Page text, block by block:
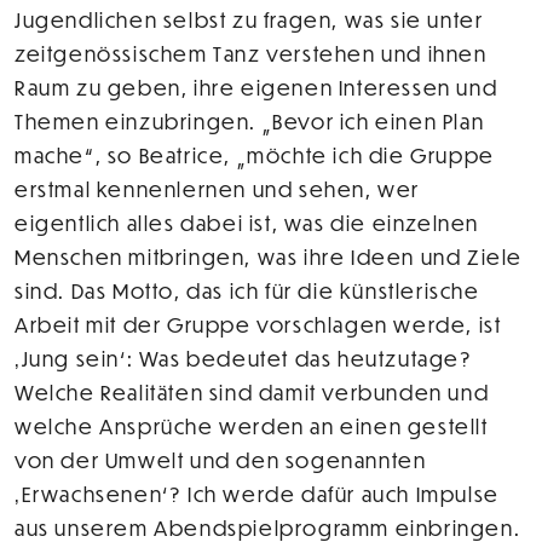
Jugendlichen selbst zu fragen, was sie unter
zeitgenössischem Tanz verstehen und ihnen
Raum zu geben, ihre eigenen Interessen und
Themen einzubringen. „Bevor ich einen Plan
mache“, so Beatrice, „möchte ich die Gruppe
erstmal kennenlernen und sehen, wer
eigentlich alles dabei ist, was die einzelnen
Menschen mitbringen, was ihre Ideen und Ziele
sind. Das Motto, das ich für die künstlerische
Arbeit mit der Gruppe vorschlagen werde, ist
‚Jung sein‘: Was bedeutet das heutzutage?
Welche Realitäten sind damit verbunden und
welche Ansprüche werden an einen gestellt
von der Umwelt und den sogenannten
‚Erwachsenen‘? Ich werde dafür auch Impulse
aus unserem Abendspielprogramm einbringen.